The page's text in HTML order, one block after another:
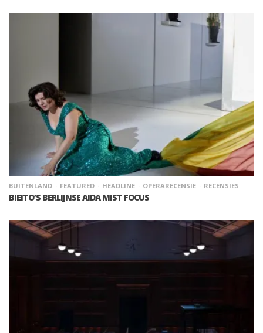
BUITENLAND FEATURED HEADLINE OPERARECENSIE RECENSIES
BIEITO’S BERLIJNSE AIDA MIST FOCUS